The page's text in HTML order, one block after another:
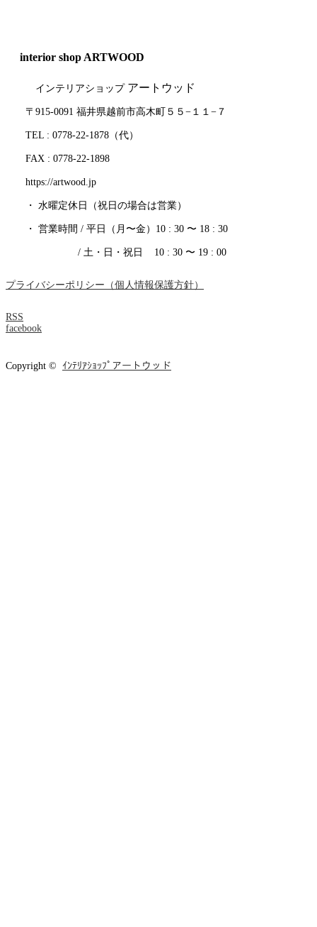
interior shop ARTWOOD
インテリアショップ アートウッド
〒915-0091 福井県越前市高木町５５−１１−７
TEL : 0778-22-1878（代）
FAX : 0778-22-1898
https://artwood.jp
・ 水曜定休日（祝日の場合は営業）
・ 営業時間 / 平日（月〜金）10 : 30 〜 18 : 30
/ 土・日・祝日 10 : 30 〜 19 : 00
プライバシーポリシー（個人情報保護方針）
RSS
facebook
Copyright © ｲﾝﾃﾘｱｼｮｯﾌﾟアートウッド